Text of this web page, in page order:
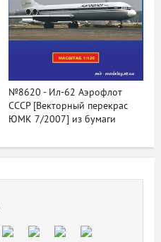
№8620 - Ил-62 Аэрофлот
СССР [Векторный перекрас
ЮМК 7/2007] из бумаги